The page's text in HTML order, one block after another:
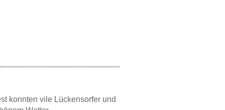
konnten vile Lückensorfer und